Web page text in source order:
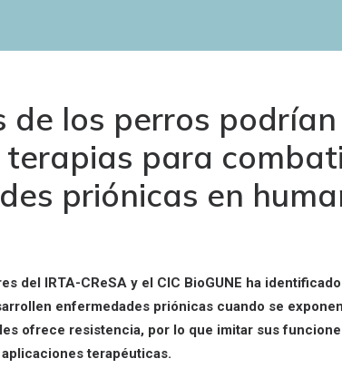
de los perros
para
priónicas en
del IRTA-CReSA y el CIC BioGUNE ha
enfermedades priónicas cuando se
ofrece resistencia, por lo que imitar sus
terapéuticas.